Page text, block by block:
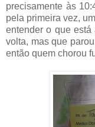
precisamente às
pela primeira vez,
entender o que está
volta, mas que
então quem chorou